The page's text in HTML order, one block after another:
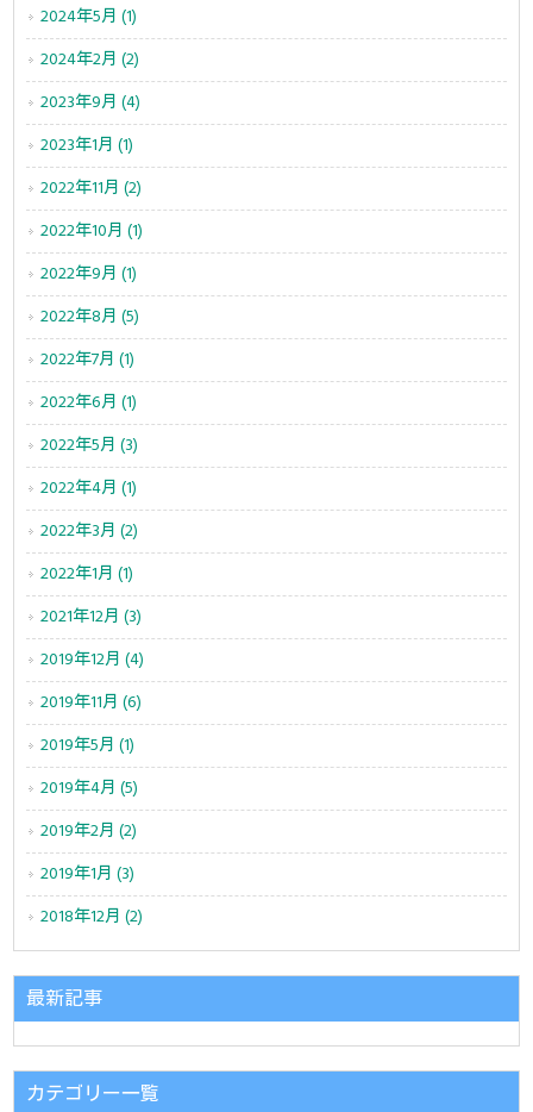
2024年5月 (1)
2024年2月 (2)
2023年9月 (4)
2023年1月 (1)
2022年11月 (2)
2022年10月 (1)
2022年9月 (1)
2022年8月 (5)
2022年7月 (1)
2022年6月 (1)
2022年5月 (3)
2022年4月 (1)
2022年3月 (2)
2022年1月 (1)
2021年12月 (3)
2019年12月 (4)
2019年11月 (6)
2019年5月 (1)
2019年4月 (5)
2019年2月 (2)
2019年1月 (3)
2018年12月 (2)
最新記事
カテゴリー一覧